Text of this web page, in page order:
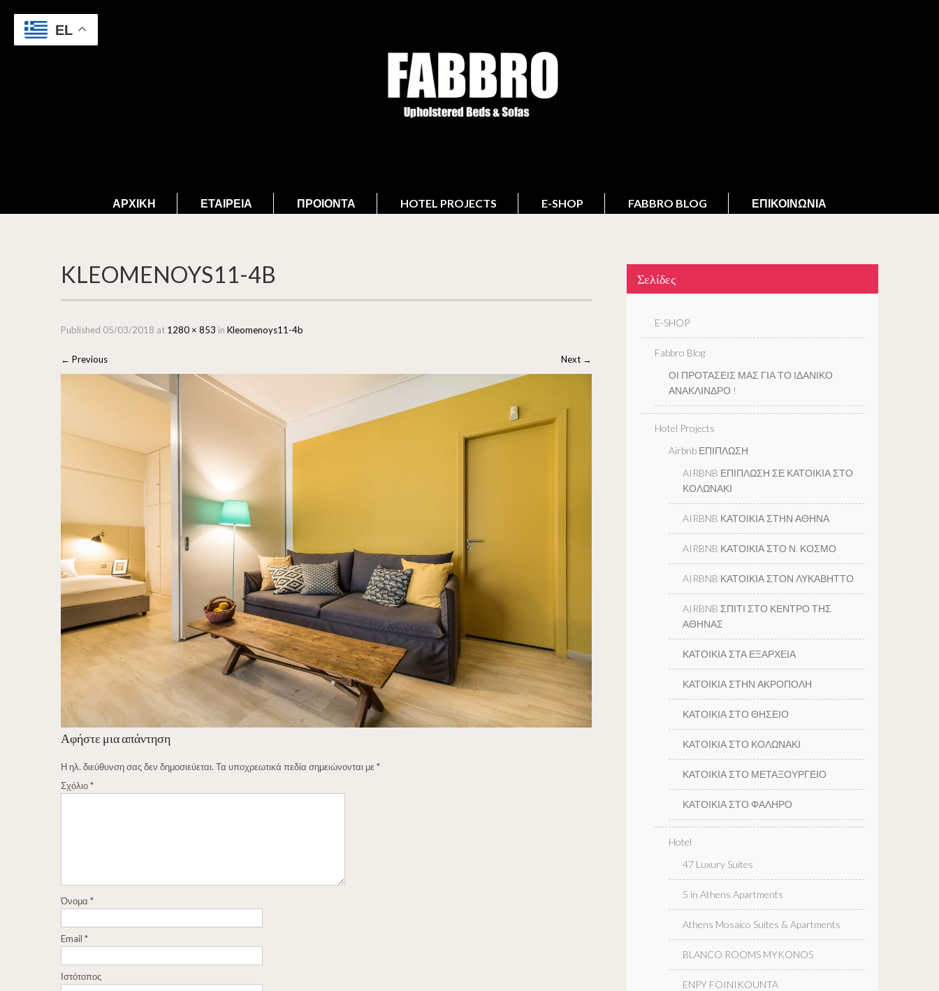
ΑΡΧΙΚΉ ΕΤΑΙΡΕΊΑ ΠΡΟΙΌΝΤΑ HOTEL PROJECTS E-SHOP FABBRO BLOG ΕΠΙΚΟΙΝΩΝΊΑ
KLEOMENOYS11-4B
Published 05/03/2018 at 1280 × 853 in Kleomenoys11-4b
← Previous Next →
Αφήστε μια απάντηση
Η ηλ. διεύθυνση σας δεν δημοσιεύεται. Τα υποχρεωτικά πεδία σημειώνονται με*
Σχόλιο*
Όνομα *
Email *
Ιστότοπος
Σελίδες
E-SHOP
Fabbro Blog
ΟΙ ΠΡΟΤΑΣΕΙΣ ΜΑΣ ΓΙΑ ΤΟ ΙΔΑΝΙΚΟ
ΑΝΑΚΛΙΝΔΡΟ !
Hotel Projects
Airbnb ΕΠΙΠΛΩΣΗ
AIRBNB ΕΠΙΠΛΩΣΗ ΣΕ ΚΑΤΟΙΚΙΑ ΣΤΟ
ΚΟΛΩΝΑΚΙ
AIRBNB ΚΑΤΟΙΚΙΑ ΣΤΗΝ ΑΘΗΝΑ
AIRBNB ΚΑΤΟΙΚΙΑ ΣΤΟ Ν. ΚΟΣΜΟ
AIRBNB ΚΑΤΟΙΚΙΑ ΣΤΟΝ ΛΥΚΑΒΗΤΤΟ
AIRBNB ΣΠΙΤΙ ΣΤΟ ΚΕΝΤΡΟ ΤΗΣ
ΑΘΗΝΑΣ
ΚΑΤΟΙΚΙΑ ΣΤΑ ΕΞΑΡΧΕΙΑ
ΚΑΤΟΙΚΙΑ ΣΤΗΝ ΑΚΡΟΠΟΛΗ
ΚΑΤΟΙΚΙΑ ΣΤΟ ΘΗΣΕΙΟ
ΚΑΤΟΙΚΙΑ ΣΤΟ ΚΟΛΩΝΑΚΙ
ΚΑΤΟΙΚΙΑ ΣΤΟ ΜΕΤΑΞΟΥΡΓΕΙΟ
ΚΑΤΟΙΚΙΑ ΣΤΟ ΦΑΛΗΡΟ
Hotel
47 Luxury Suites
5 in Athens Apartments
Athens Mosaico Suites & Apartments
BLANCO ROOMS MYKONOS
ENPY FOINIKOUNTA
EL